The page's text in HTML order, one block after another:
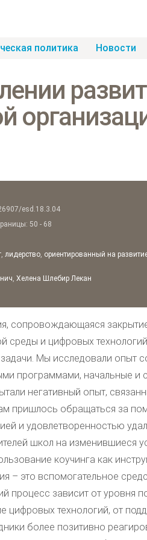
политика Hовости
esd.18.3.04
50 - 68
, лидерство, ориентированный на
, Хелена Шлебир Лекан
сопровождающаяся
среды и цифровых
Мы исследовали опыт
программами, начальные и
негативный опыт,
пришлось обращаться за
и удовлетворенностью
школ на изменившиеся
коучинга как
– это вспомогательное
процесс зависит от уровня
цифровых технологий, от
более позитивно